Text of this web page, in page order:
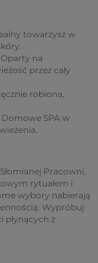
towarzysz w
na
przez cały
robiona,
Domowe SPA w
Pracowni,
rytuałem i
wybory nabierają
Wypróbuj
płynących z